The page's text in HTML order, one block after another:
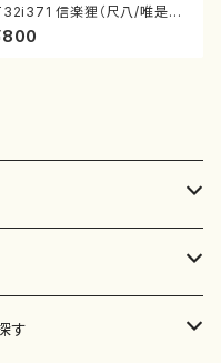
信楽狸（尺八/唯是震
/楽譜）都山流公刊楽譜曲番:2
す